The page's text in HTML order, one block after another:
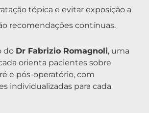
tópica e evitar exposição a
recomendações contínuas.
do Dr Fabrizio Romagnoli, uma
orienta pacientes sobre
e pós-operatório, com
individualizadas para cada